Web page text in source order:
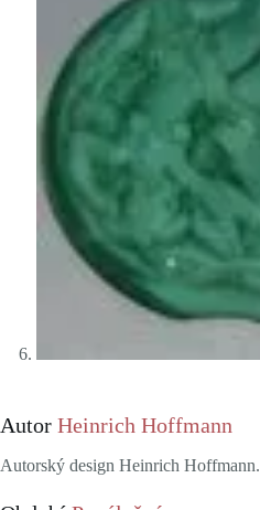
Autor Heinrich Hoffmann
Autorský design Heinrich Hoffmann.